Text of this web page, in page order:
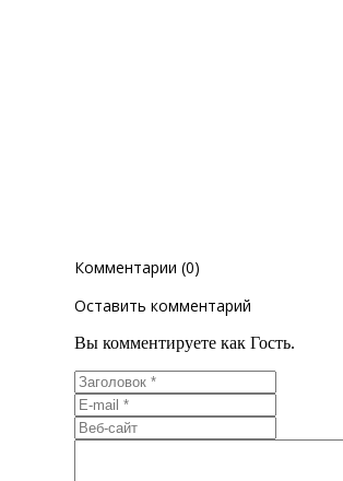
Комментарии (0)
Оставить комментарий
Вы комментируете как Гость.